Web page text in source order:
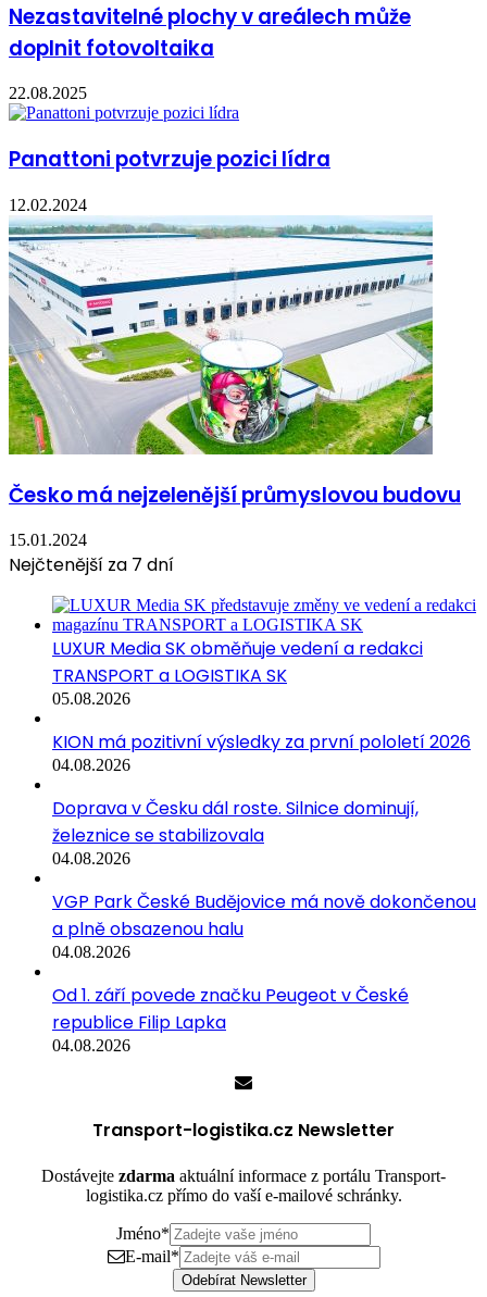
Nezastavitelné plochy v areálech může
doplnit fotovoltaika
22.08.2025
Panattoni potvrzuje pozici lídra
12.02.2024
Česko má nejzelenější průmyslovou budovu
15.01.2024
Nejčtenější za 7 dní
LUXUR Media SK obměňuje vedení a redakci
TRANSPORT a LOGISTIKA SK
05.08.2026
KION má pozitivní výsledky za první pololetí 2026
04.08.2026
Doprava v Česku dál roste. Silnice dominují,
železnice se stabilizovala
04.08.2026
VGP Park České Budějovice má nově dokončenou
a plně obsazenou halu
04.08.2026
Od 1. září povede značku Peugeot v České
republice Filip Lapka
04.08.2026
Transport-logistika.cz Newsletter
Dostávejte zdarma aktuální informace z portálu Transport-
logistika.cz přímo do vaší e-mailové schránky.
Jméno*
E-mail*
Odebírat Newsletter